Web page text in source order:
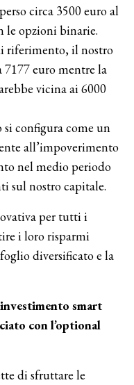
circa 3500 euro al
le opzioni binarie.
riferimento, il nostro
euro mentre la
vicina ai 6000
si configura come un
all’impoverimento
nel medio periodo
sul nostro capitale.
per tutti i
i loro risparmi
diversificato e la
smart
con l’optional
di sfruttare le